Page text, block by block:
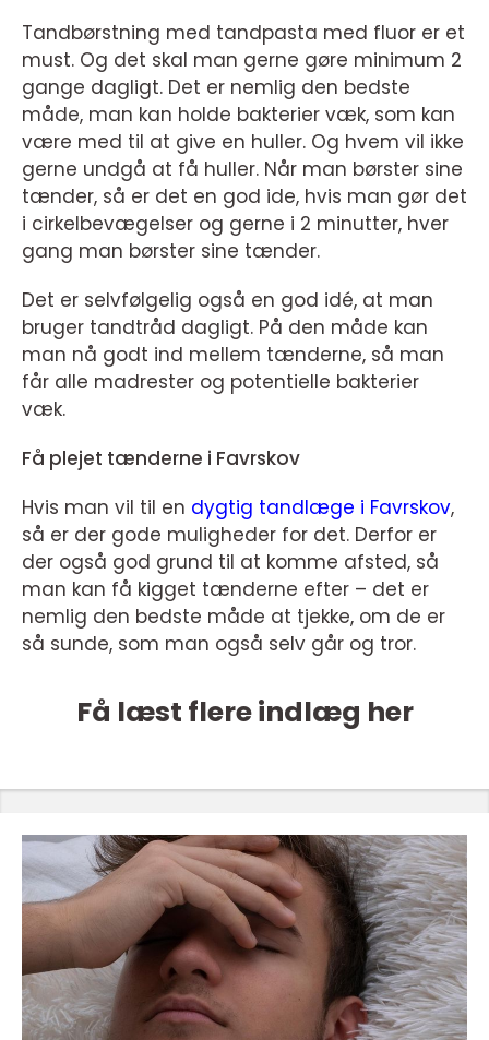
Tandbørstning med tandpasta med fluor er et
must. Og det skal man gerne gøre minimum 2
gange dagligt. Det er nemlig den bedste
måde, man kan holde bakterier væk, som kan
være med til at give en huller. Og hvem vil ikke
gerne undgå at få huller. Når man børster sine
tænder, så er det en god ide, hvis man gør det
i cirkelbevægelser og gerne i 2 minutter, hver
gang man børster sine tænder.
Det er selvfølgelig også en god idé, at man
bruger tandtråd dagligt. På den måde kan
man nå godt ind mellem tænderne, så man
får alle madrester og potentielle bakterier
væk.
Få plejet tænderne i Favrskov
Hvis man vil til en dygtig tandlæge i Favrskov,
så er der gode muligheder for det. Derfor er
der også god grund til at komme afsted, så
man kan få kigget tænderne efter – det er
nemlig den bedste måde at tjekke, om de er
så sunde, som man også selv går og tror.
Få læst flere indlæg her